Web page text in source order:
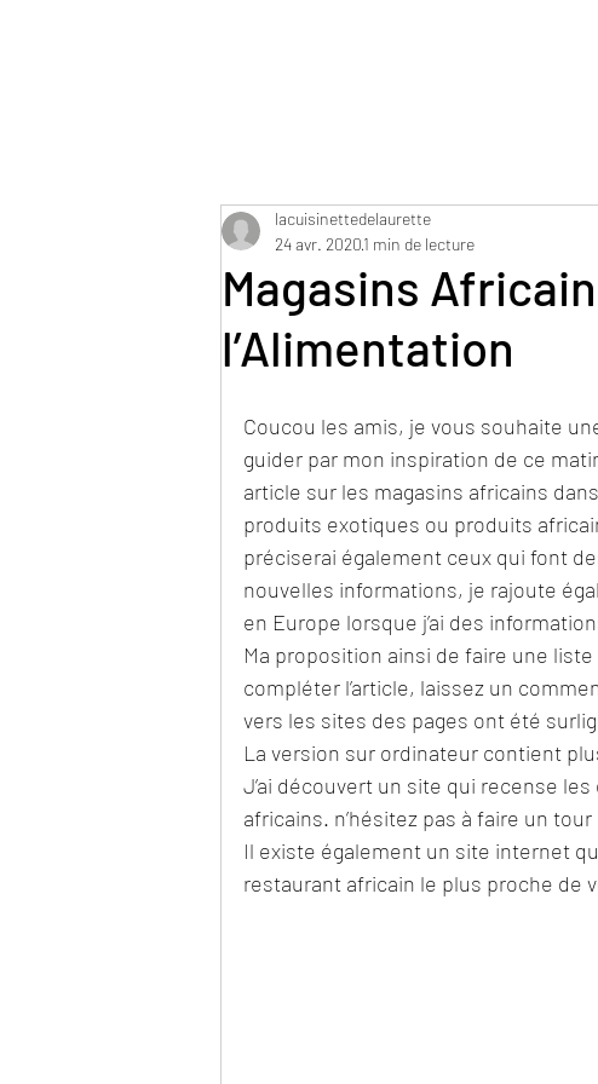
Magasins
l’Alimentation
lacuisinettedelaurette
24 avr. 20201 min de lecture
Coucou les amis, je vous souhaite
guider par mon inspiration de ce
article sur les magasins africains
produits exotiques ou produits
préciserai également ceux qui font
nouvelles informations, je rajoute
en Europe lorsque j’ai des
Ma proposition ainsi de faire une
compléter l’article, laissez un
vers les sites des pages ont été
La version sur ordinateur contient
J’ai découvert un site qui recense
africains. n’hésitez pas à faire un tour
Il existe également un site internet
restaurant africain le plus proche de